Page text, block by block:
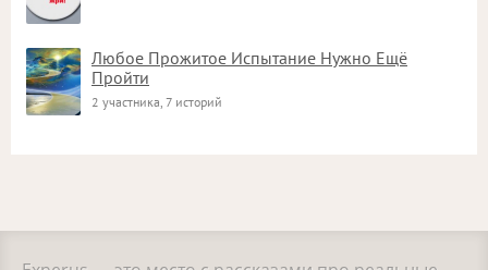
Любое Прожитое Испытание Нужно Ещё
Пройти
2 участника, 7 историй